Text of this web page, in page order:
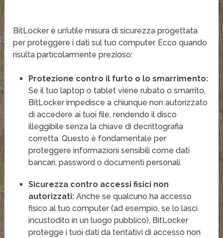
BitLocker è un’utile misura di sicurezza progettata
per proteggere i dati sul tuo computer. Ecco quando
risulta particolarmente prezioso:
Protezione contro il furto o lo smarrimento:
Se il tuo laptop o tablet viene rubato o smarrito,
BitLocker impedisce a chiunque non autorizzato
di accedere ai tuoi file, rendendo il disco
illeggibile senza la chiave di decrittografia
corretta. Questo è fondamentale per
proteggere informazioni sensibili come dati
bancari, password o documenti personali.
Sicurezza contro accessi fisici non
autorizzati:Anche se qualcuno ha accesso
fisico al tuo computer (ad esempio, se lo lasci
incustodito in un luogo pubblico), BitLocker
protegge i tuoi dati da tentativi di accesso non